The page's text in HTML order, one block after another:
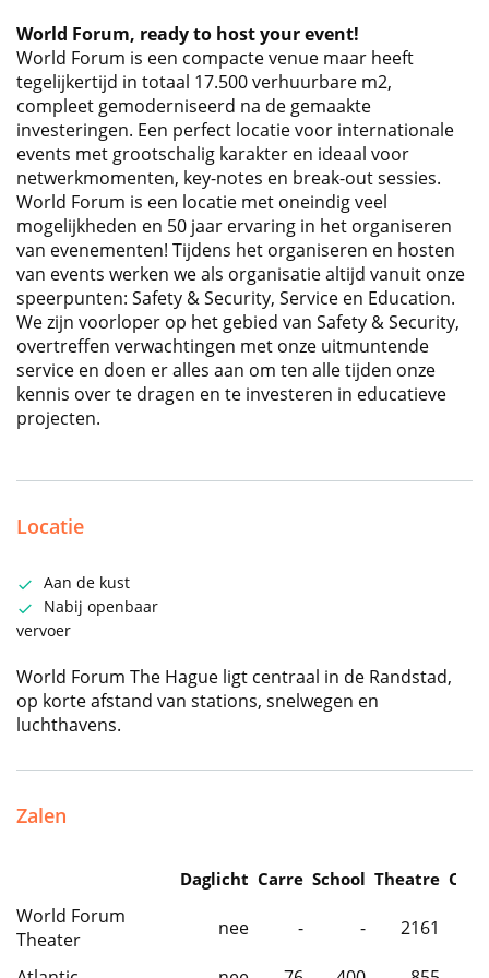
World Forum, ready to host your event!
World Forum is een compacte venue maar heeft
tegelijkertijd in totaal 17.500 verhuurbare m2,
compleet gemoderniseerd na de gemaakte
investeringen. Een perfect locatie voor internationale
events met grootschalig karakter en ideaal voor
netwerkmomenten, key-notes en break-out sessies.
World Forum is een locatie met oneindig veel
mogelijkheden en 50 jaar ervaring in het organiseren
van evenementen! Tijdens het organiseren en hosten
van events werken we als organisatie altijd vanuit onze
speerpunten: Safety & Security, Service en Education.
We zijn voorloper op het gebied van Safety & Security,
overtreffen verwachtingen met onze uitmuntende
service en doen er alles aan om ten alle tijden onze
kennis over te dragen en te investeren in educatieve
projecten.
Locatie
Aan de kust
Nabij openbaar
vervoer
World Forum The Hague ligt centraal in de Randstad,
op korte afstand van stations, snelwegen en
luchthavens.
Zalen
Daglicht Carre School Theatre
World Forum
Theater
nee - - 2161